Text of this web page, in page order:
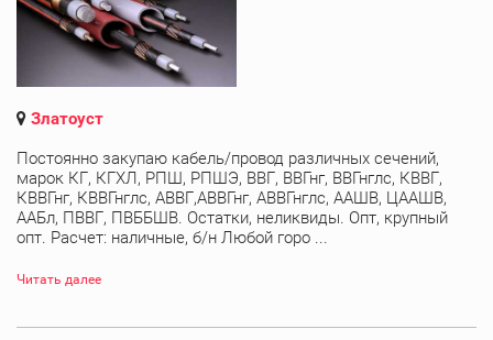
Златоуст
Постоянно закупаю кабель/провод различных сечений,
марок КГ, КГХЛ, РПШ, РПШЭ, ВВГ, ВВГнг, ВВГнглс, КВВГ,
КВВГнг, КВВГнглс, АВВГ,АВВГнг, АВВГнглс, ААШВ, ЦААШВ,
ААБл, ПВВГ, ПВББШВ. Остатки, неликвиды. Опт, крупный
опт. Расчет: наличные, б/н Любой горо ...
Читать далее